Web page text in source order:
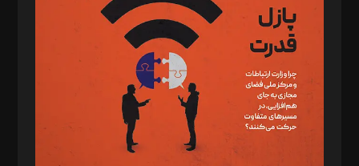
مصطفی مسجدی آرانی، ابوالفضل رجبی، زهرا فکرانه، فائزه فتحی
رستمی،مصطفی باستان
ویرایش: نگار استاد‌‌آقا
طراح یونیفرم: مجید توکلی
فیلمبرداری و عکاسی: امیر شفیعی، مانی لطفی زاده
گرافیک و صفحه‌آرایی: سید‌سبحان‌علی ثابت
مد‌یر توسعه تجاری: کامبیز برید‌